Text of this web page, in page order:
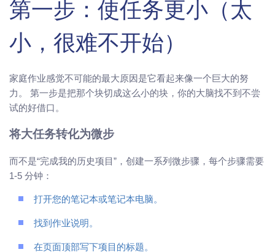
第一步：使任务更小（太
小，很难不开始）
家庭作业感觉不可能的最大原因是它看起来像一个巨大的努
力。 第一步是把那个块切成这么小的块，你的大脑找不到不尝
试的好借口。
将大任务转化为微步
而不是“完成我的历史项目”，创建一系列微步骤，每个步骤需要
1-5 分钟：
打开您的笔记本或笔记本电脑。
找到作业说明。
在页面顶部写下项目的标题。